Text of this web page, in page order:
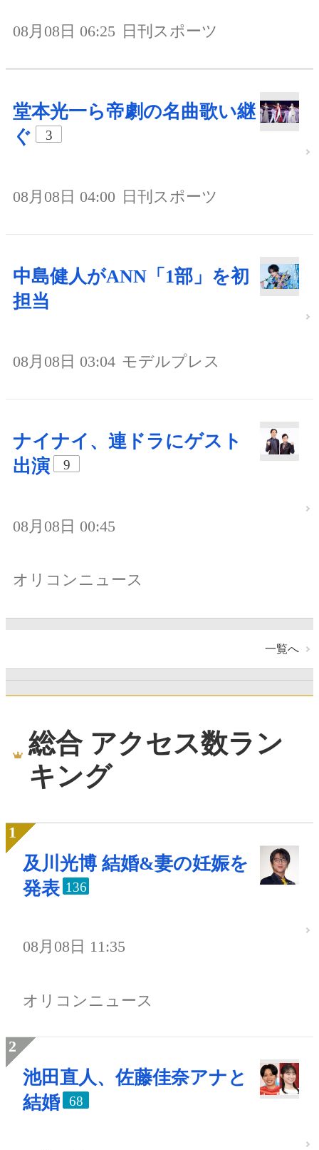
08月08日 06:25 日刊スポーツ
堂本光一ら帝劇の名曲歌い継
ぐ
3
08月08日 04:00 日刊スポーツ
中島健人がANN「1部」を初
担当
08月08日 03:04 モデルプレス
ナイナイ、連ドラにゲスト
出演
9
08月08日 00:45
オリコンニュース
一覧へ
総合 アクセス数ラン
キング
及川光博 結婚&妻の妊娠を
発表 136
08月08日 11:35
オリコンニュース
池田直人、佐藤佳奈アナと
結婚
68